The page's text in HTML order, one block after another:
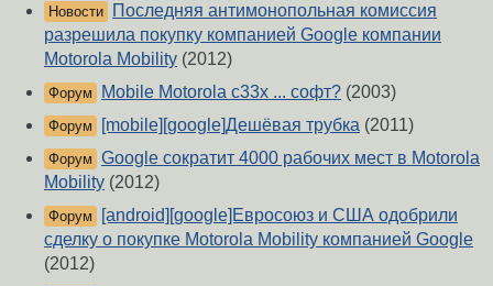
Новости
Последняя антимонопольная комиссия
разрешила покупку компанией Google компании
Motorola Mobility (2012)
Форум Mobile Motorola c33x ... софт? (2003)
Форум [mobile][google]Дешёвая трубка (2011)
Форум Google сократит 4000 рабочих мест в Motorola
Mobility (2012)
Форум
[android][google]Евросоюз и США одобрили
сделку о покупке Motorola Mobility компанией Google
(2012)